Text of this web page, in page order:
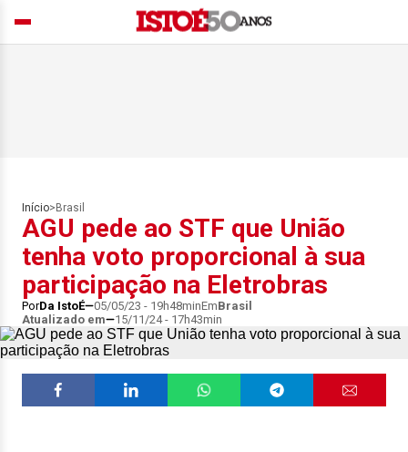
Início> Brasil
AGU pede ao STF que União
tenha voto proporcional à sua
participação na Eletrobras
PorDa IstoÉ 05/05/23 - 19h48minEmBrasil
Atualizado em
15/11/24 - 17h43min